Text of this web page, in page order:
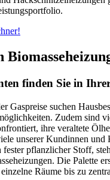
finden Sie in
Gaspreise suchen
Zudem sind
ihre veraltete
unserer Kundinnen und
pflanzlicher Stoff,
Die Palette
Räume bis zu